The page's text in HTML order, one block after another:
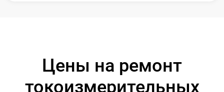
Цены на ремонт
токоизмерительных